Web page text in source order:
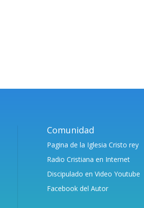
Comunidad
Pagina de la Iglesia Cristo rey
Radio Cristiana en Internet
Discipulado en Video Youtube
Facebook del Autor